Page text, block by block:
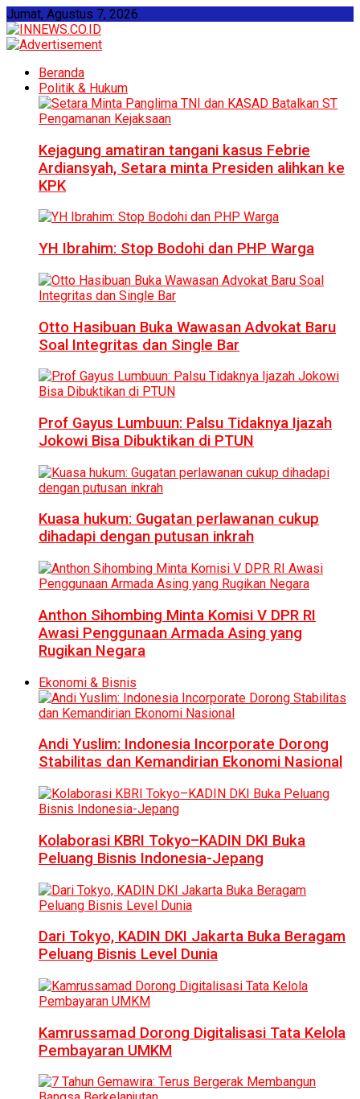
Jumat, Agustus 7, 2026
Beranda
Politik & Hukum
Kejagung amatiran tangani kasus Febrie
Ardiansyah, Setara minta Presiden alihkan ke
KPK
YH Ibrahim: Stop Bodohi dan PHP Warga
Otto Hasibuan Buka Wawasan Advokat Baru
Soal Integritas dan Single Bar
Prof Gayus Lumbuun: Palsu Tidaknya Ijazah
Jokowi Bisa Dibuktikan di PTUN
Kuasa hukum: Gugatan perlawanan cukup
dihadapi dengan putusan inkrah
Anthon Sihombing Minta Komisi V DPR RI
Awasi Penggunaan Armada Asing yang
Rugikan Negara
Ekonomi & Bisnis
Andi Yuslim: Indonesia Incorporate Dorong
Stabilitas dan Kemandirian Ekonomi Nasional
Kolaborasi KBRI Tokyo–KADIN DKI Buka
Peluang Bisnis Indonesia-Jepang
Dari Tokyo, KADIN DKI Jakarta Buka Beragam
Peluang Bisnis Level Dunia
Kamrussamad Dorong Digitalisasi Tata Kelola
Pembayaran UMKM